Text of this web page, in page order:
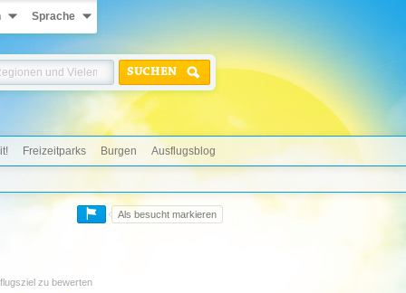
Sprache
SUCHEN
Freizeitparks Burgen Ausflugsblog
Als besucht markieren
zu bewerten